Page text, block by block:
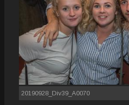
20190928_Div39_A0070